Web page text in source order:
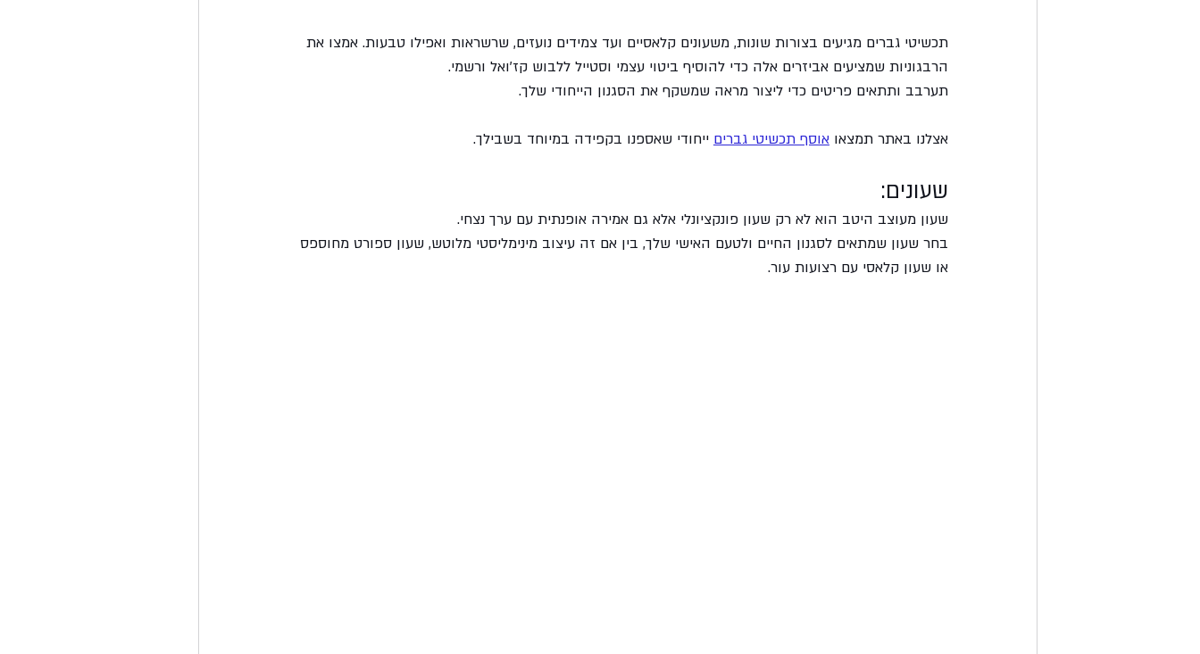
תכשיטי גברים מגיעים בצורות שונות, משעונים קלאסיים ועד צמידים נועזים, שרשראות ואפילו טבעות. אמצו את
הרבגוניות שמציעים אביזרים אלה כדי להוסיף ביטוי עצמי וסטייל ללבוש קז'ואל ורשמי.
תערבב ותתאים פריטים כדי ליצור מראה שמשקף את הסגנון הייחודי שלך.
אצלנו באתר תמצאו אוסף תכשיטי גברים ייחודי שאספנו בקפידה במיוחד בשבילך.
שעונים:
שעון מעוצב היטב הוא לא רק שעון פונקציונלי אלא גם אמירה אופנתית עם ערך נצחי.
בחר שעון שמתאים לסגנון החיים ולטעם האישי שלך, בין אם זה עיצוב מינימליסטי מלוטש, שעון ספורט מחוספס
או שעון קלאסי עם רצועות עור.